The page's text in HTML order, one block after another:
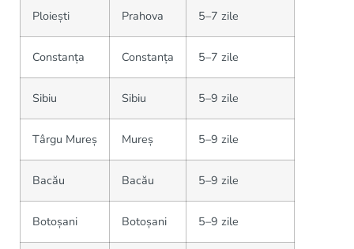
Ploiești Prahova 5–7 zile
Constanța Constanța 5–7 zile
Sibiu Sibiu 5–9 zile
Târgu Mureș Mureș 5–9 zile
Bacău Bacău 5–9 zile
Botoșani Botoșani 5–9 zile